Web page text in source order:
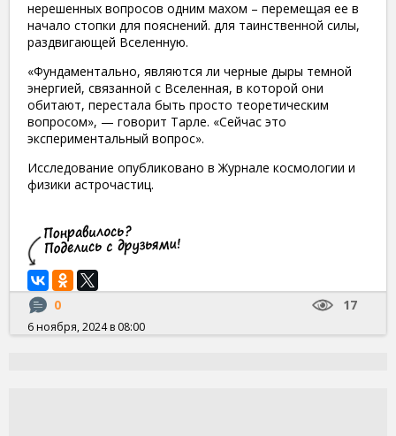
нерешенных вопросов одним махом – перемещая ее в
начало стопки для пояснений. для таинственной силы,
раздвигающей Вселенную.
«Фундаментально, являются ли черные дыры темной
энергией, связанной с Вселенная, в которой они
обитают, перестала быть просто теоретическим
вопросом», — говорит Тарле. «Сейчас это
экспериментальный вопрос».
Исследование опубликовано в Журнале космологии и
физики астрочастиц.
0 17
6 ноября, 2024 в 08:00